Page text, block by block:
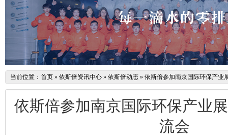
当前位置： 首页 » 依斯倍资讯中心 » 依斯倍动态 » 依斯倍参加南京国际环保产业
依斯倍参加南京国际环保产业
流会